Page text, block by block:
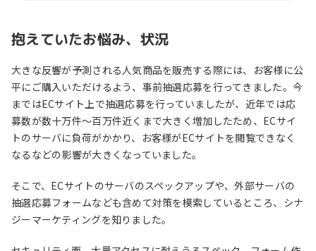
抱えていたお悩み、状況
大きな反響が予測される人気商品を販売する際には、お客様に公
平にご購入いただけるよう、事前抽選応募を行ってきました。今
まではECサイト上で抽選応募を行っていましたが、近年では応
募数が数十万件～百万件近くまで大きく増加したため、ECサイ
トのサーバに負荷がかかり、お客様がECサイトを閲覧できなく
なるなどの影響が大きくなっていました。
そこで、ECサイトのサーバのスペックアップや、外部サーバの
抽選応募フォームなども含めて対策を模索しているところ、シナ
ジーマーケティングを知りました。